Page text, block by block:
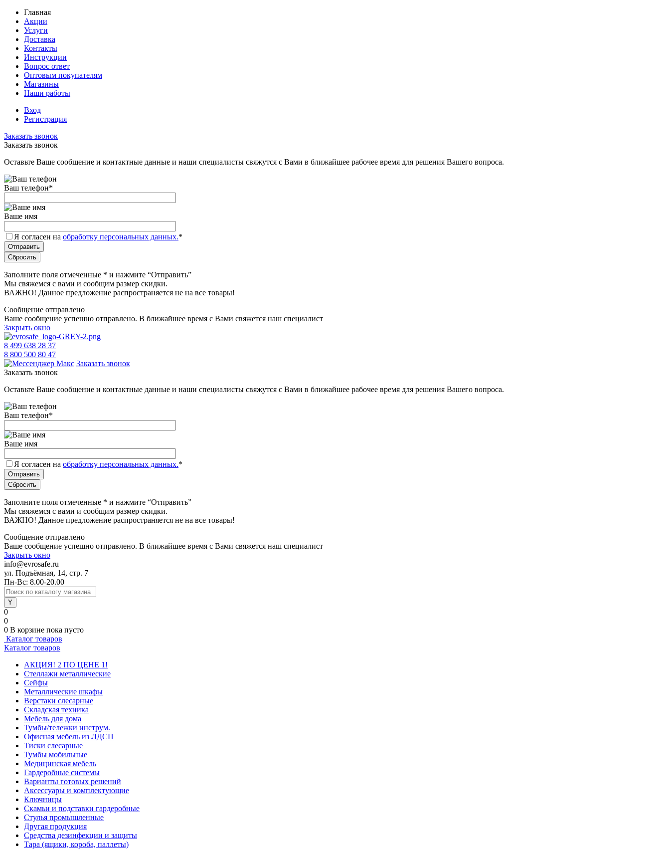
Главная
Акции
Услуги
Доставка
Контакты
Инструкции
Вопрос ответ
Оптовым покупателям
Магазины
Наши работы
Вход
Регистрация
Заказать звонок
Заказать звонок
Оставьте Ваше сообщение и контактные данные и наши специалисты свяжутся с Вами в ближайшее рабочее время для решения Вашего вопроса.
Ваш телефон*
Ваше имя
Я согласен на обработку персональных данных.*
Заполните поля отмеченные * и нажмите “Отправить”
Мы свяжемся с вами и сообщим размер скидки.
ВАЖНО! Данное предложение распространяется не на все товары!
Сообщение отправлено
Ваше сообщение успешно отправлено. В ближайшее время с Вами свяжется наш специалист
Закрыть окно
8 499 638 28 37
8 800 500 80 47
Заказать звонок
Заказать звонок
Оставьте Ваше сообщение и контактные данные и наши специалисты свяжутся с Вами в ближайшее рабочее время для решения Вашего вопроса.
Ваш телефон*
Ваше имя
Я согласен на обработку персональных данных.*
Заполните поля отмеченные * и нажмите “Отправить”
Мы свяжемся с вами и сообщим размер скидки.
ВАЖНО! Данное предложение распространяется не на все товары!
Сообщение отправлено
Ваше сообщение успешно отправлено. В ближайшее время с Вами свяжется наш специалист
Закрыть окно
info@evrosafe.ru
ул. Подъёмная, 14, стр. 7
Пн-Вс: 8.00-20.00
0
0
0 В корзине пока пусто
Каталог товаров
Каталог товаров
АКЦИЯ! 2 ПО ЦЕНЕ 1!
Стеллажи металлические
Сейфы
Металлические шкафы
Верстаки слесарные
Складская техника
Мебель для дома
Тумбы/тележки инструм.
Офисная мебель из ЛДСП
Тиски слесарные
Тумбы мобильные
Медицинская мебель
Гардеробные системы
Варианты готовых решений
Аксессуары и комплектующие
Ключницы
Скамьи и подставки гардеробные
Стулья промышленные
Другая продукция
Средства дезинфекции и защиты
Тара (ящики, короба, паллеты)